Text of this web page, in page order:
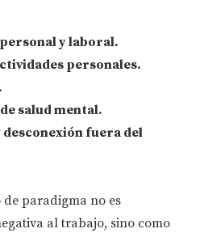
y laboral.
personales.
.
salud mental.
desconexión fuera del
de paradigma no es
al trabajo, sino como